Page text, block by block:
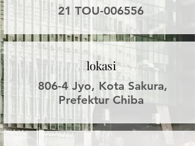
21 TOU-006556
lokasi
806-4 Jyo, Kota Sakura,
Prefektur Chiba